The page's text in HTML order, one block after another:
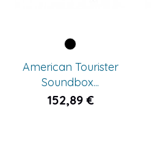
Amarillo
American Tourister
Soundbox...
152,89 €